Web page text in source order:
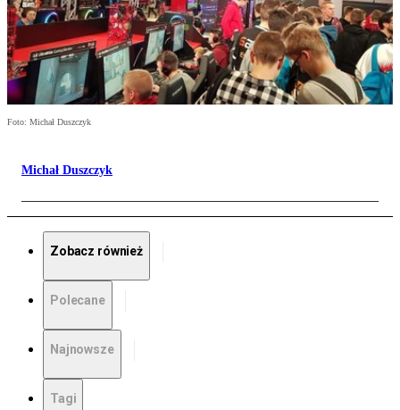
Foto: Michał Duszczyk
Michał Duszczyk
Zobacz również
Polecane
Najnowsze
Tagi